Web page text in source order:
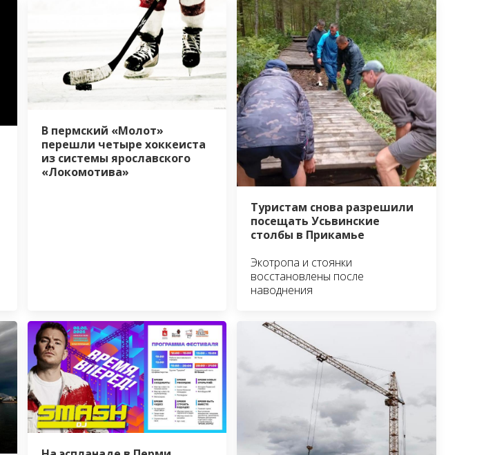
В пермский «Молот»
перешли четыре хоккеиста
из системы ярославского
«Локомотива»
Туристам снова разрешили
посещать Усьвинские
столбы в Прикамье
Экотропа и стоянки
восстановлены после
наводнения